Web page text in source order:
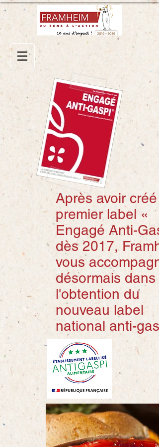
Après avoir créé
premier label «
Engagé Anti-
dès 2017,
vous
désormais dans
l'obtention du
nouveau label
national anti-